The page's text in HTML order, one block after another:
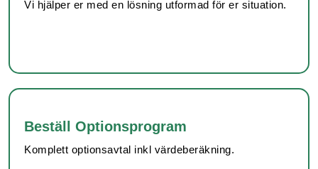
Vi hjälper er med en lösning utformad för er situation.
Beställ Optionsprogram
Komplett optionsavtal inkl värdeberäkning.